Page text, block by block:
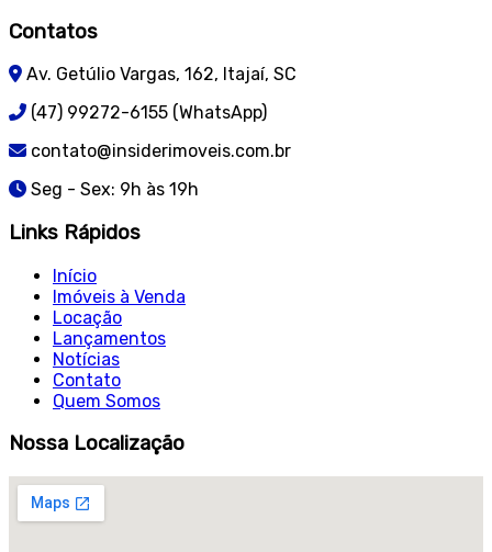
Contatos
Av. Getúlio Vargas, 162, Itajaí, SC
(47) 99272-6155 (WhatsApp)
contato@insiderimoveis.com.br
Seg - Sex: 9h às 19h
Links Rápidos
Início
Imóveis à Venda
Locação
Lançamentos
Notícias
Contato
Quem Somos
Nossa Localização